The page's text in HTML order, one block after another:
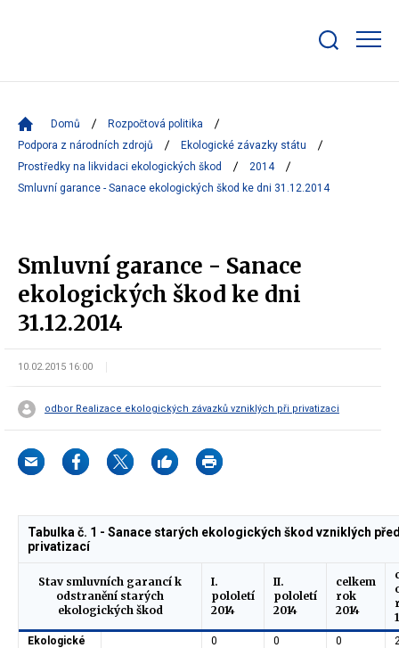
bar
Domů
Rozpočtová politika
Podpora z národních zdrojů
Ekologické závazky státu
Prostředky na likvidaci ekologických škod
2014
Smluvní garance - Sanace ekologických škod ke dni 31.12.2014
Smluvní garance - Sanace
ekologických škod ke dni
31.12.2014
10.02.2015 16:00
odbor Realizace ekologických závazků vzniklých při privatizaci
Tabulka č. 1 - Sanace starých ekologických škod vzniklých
privatizací
Stav smluvních garancí k
odstranění starých
ekologických škod
I.
pololetí
2014
II.
pololetí
2014
celkem
rok
2014
Ekologické
0 0 0